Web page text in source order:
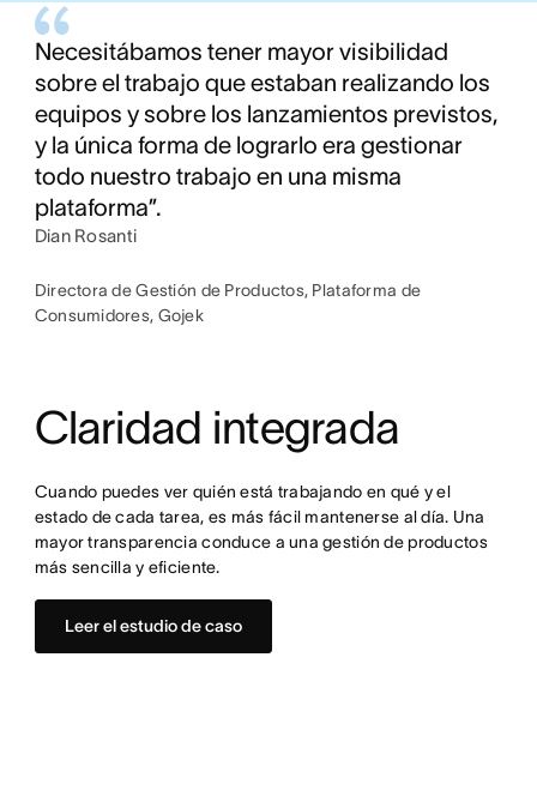
Necesitábamos tener mayor visibilidad
sobre el trabajo que estaban realizando los
equipos y sobre los lanzamientos previstos,
y la única forma de lograrlo era gestionar
todo nuestro trabajo en una misma
plataforma”.
Dian Rosanti
Directora de Gestión de Productos, Plataforma de
Consumidores, Gojek
Claridad integrada
Cuando puedes ver quién está trabajando en qué y el
estado de cada tarea, es más fácil mantenerse al día. Una
mayor transparencia conduce a una gestión de productos
más sencilla y eficiente.
Leer el estudio de caso